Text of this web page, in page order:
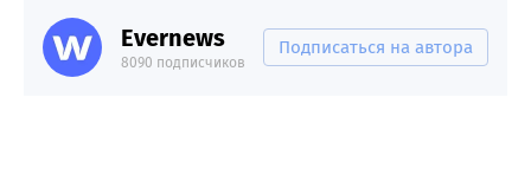
Evernews
8090 подписчиков
Подписаться на автора